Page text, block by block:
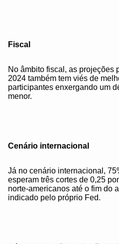
Fiscal
No âmbito fiscal, as projeções
2024 também tem viés de
participantes enxergando um
menor.
Cenário internacional
Já no cenário internacional,
esperam três cortes de 0,25
norte-americanos até o fim do
indicado pelo próprio Fed.